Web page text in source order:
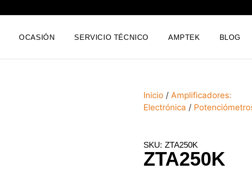
OCASIÓN SERVICIO TÉCNICO AMPTEK BLOG
Inicio / Amplificadores:
Electrónica /
SKU: ZTA250K
ZTA250K